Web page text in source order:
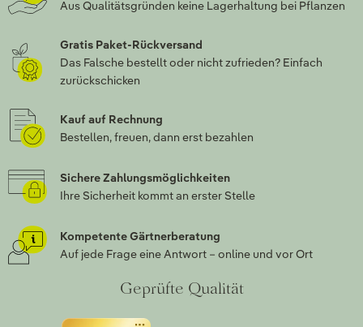
Aus Qualitätsgründen keine Lagerhaltung bei Pflanzen
Gratis Paket-Rückversand
Das Falsche bestellt oder nicht zufrieden? Einfach
zurückschicken
Kauf auf Rechnung
Bestellen, freuen, dann erst bezahlen
Sichere Zahlungsmöglichkeiten
Ihre Sicherheit kommt an erster Stelle
Kompetente Gärtnerberatung
Auf jede Frage eine Antwort – online und vor Ort
Geprüfte Qualität